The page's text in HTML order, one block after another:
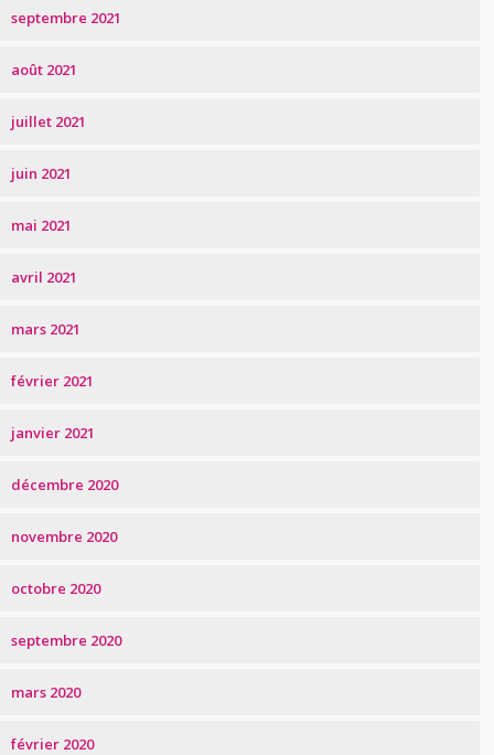
septembre 2021
août 2021
juillet 2021
juin 2021
mai 2021
avril 2021
mars 2021
février 2021
janvier 2021
décembre 2020
novembre 2020
octobre 2020
septembre 2020
mars 2020
février 2020